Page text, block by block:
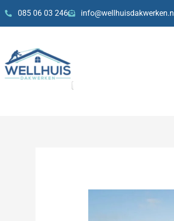
to
content
085 06 03 246 info@wellhuisdakwerken.nl